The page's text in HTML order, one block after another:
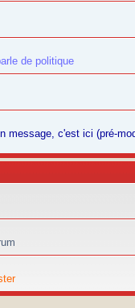
de politique
message, c'est ici (pré-